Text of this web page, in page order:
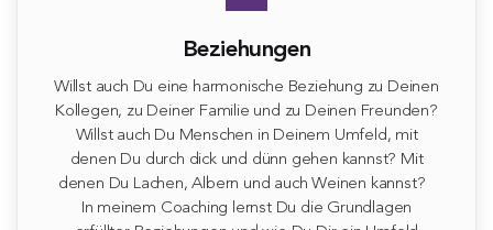
Beziehungen
Willst auch Du eine harmonische Beziehung zu Deinen
Kollegen, zu Deiner Familie und zu Deinen Freunden?
Willst auch Du Menschen in Deinem Umfeld, mit
denen Du durch dick und dünn gehen kannst? Mit
denen Du Lachen, Albern und auch Weinen kannst?
In meinem Coaching lernst Du die Grundlagen